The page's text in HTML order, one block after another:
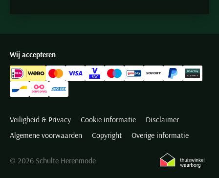
Wij accepteren
Veiligheid & Privacy Cookie informatie
Disclaimer
Algemene voorwaarden
Copyright Overige informatie
© 2026 Schulte Herenmode